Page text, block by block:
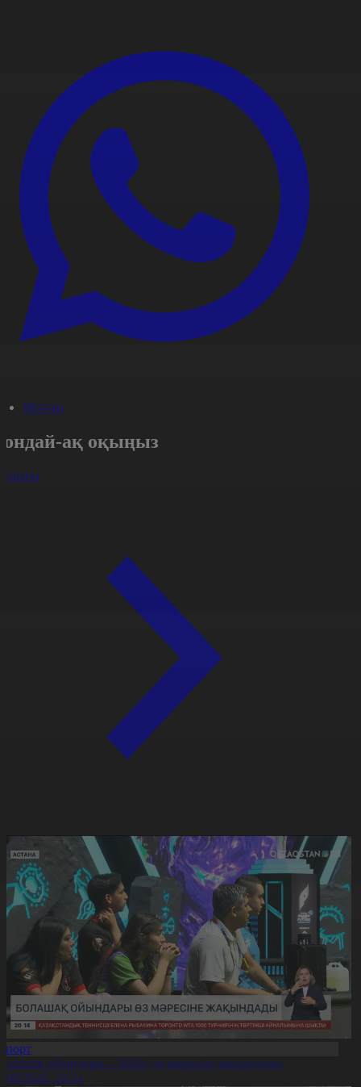
#Қоғам
ақ оқыңыз
ойындары – 2026» өз мәресіне жақындады
20:21